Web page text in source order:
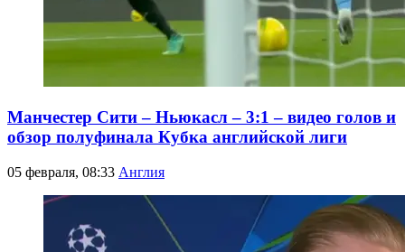
Манчестер Сити – Ньюкасл – 3:1 – видео голов и
обзор полуфинала Кубка английской лиги
05 февраля, 08:33 Англия